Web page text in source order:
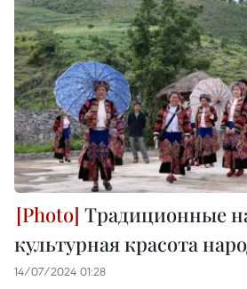
Традиционные
культурная красота
14/07/2024 01:28